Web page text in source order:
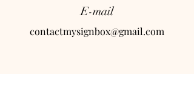
E-mail
contactmysignbox@gmail.com